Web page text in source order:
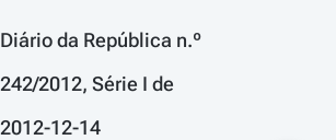
Diário da República n.º
242/2012, Série I de
2012-12-14